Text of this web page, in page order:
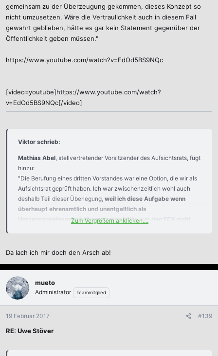
gemeinsam zu der Überzeugung gekommen, dieses Konzept so
nicht umzusetzen. Wäre die Vertraulichkeit auch in diesem Fall
gewahrt geblieben, hätte es gar kein Statement gegenüber der
Öffentlichkeit geben müssen."
https://www.youtube.com/watch?v=EdOd5BS9NQc
[video=youtube]https://www.youtube.com/watch?
v=EdOd5BS9NQc[/video]
Viktor schrieb:
Mathias Abel , stellvertretender Vorsitzender des Aufsichtsrats, fügt
hinzu:
"Die Berufung eines dritten Vorstandes war eine Option, die wir als
Aufsichtsrat geprüft haben. Ich war zwischenzeitlich wohl auch
deshalb Teil dieser Überlegung, weil ich diese Aufgabe wenn
überhaupt ehrenamtlich und unentgeltlich als
Herzensangelegenheit übernommen hätte, um den FCK nicht
nicht umzusetzen. Wäre die Vertraulichkeit auch in diesem Fall
Öffentlichkeit geben müssen."
https://www.youtube.com/watch?v=EdOd5BS9NQc
v=EdOd5BS9NQc[/video]
Zum Vergrößern anklicken....
Da lach ich mir doch den Arsch ab!
mueto
Administrator Teammitglied
19 Februar 2017 #139
RE: Uwe Stöver